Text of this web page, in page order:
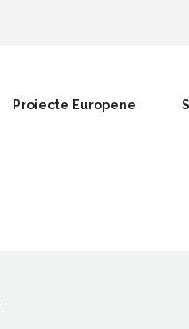
Proiecte Europene